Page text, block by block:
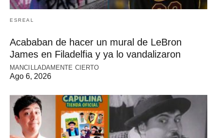
ESREAL
Acababan de hacer un mural de LeBron
James en Filadelfia y ya lo vandalizaron
MANCILLADAMENTE CIERTO
Ago 6, 2026